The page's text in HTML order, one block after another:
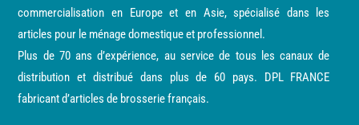
commercialisation en Europe et en Asie, spécialisé dans les
articles pour le ménage domestique et professionnel.
Plus de 70 ans d’expérience, au service de tous les canaux de
distribution et distribué dans plus de 60 pays. DPL FRANCE
fabricant d’articles de brosserie français.